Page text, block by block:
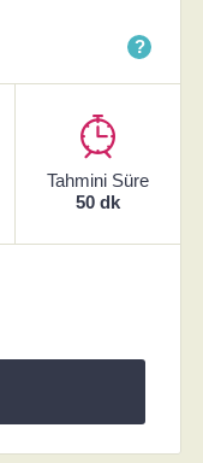
?
Tahmini Süre
50 dk